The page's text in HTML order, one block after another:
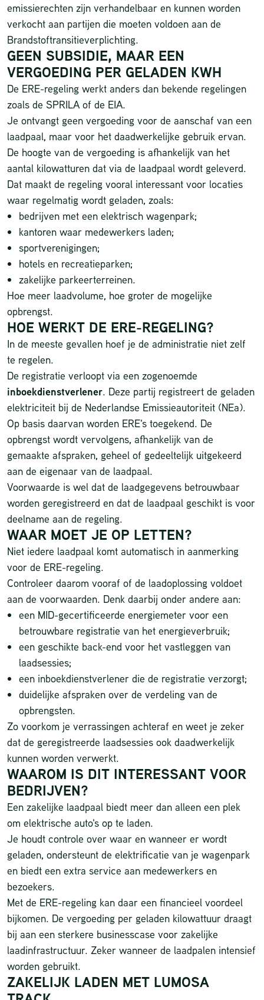
emissierechten zijn verhandelbaar en kunnen worden
verkocht aan partijen die moeten voldoen aan de
Brandstoftransitieverplichting.
GEEN SUBSIDIE, MAAR EEN
VERGOEDING PER GELADEN KWH
De ERE-regeling werkt anders dan bekende regelingen
zoals de SPRILAof de EIA.
Je ontvangt geen vergoeding voor de aanschaf van een
laadpaal, maar voor het daadwerkelijke gebruik ervan.
De hoogte van de vergoeding is afhankelijk van het
aantal kilowatturen dat via de laadpaal wordt geleverd.
Dat maakt de regeling vooral interessant voor locaties
waar regelmatig wordt geladen, zoals:
bedrijven met een elektrisch wagenpark;
kantoren waar medewerkers laden;
sportverenigingen;
hotels en recreatieparken;
zakelijke parkeerterreinen.
Hoe meer laadvolume, hoe groter de mogelijke
opbrengst.
HOE WERKT DE ERE-REGELING?
In de meeste gevallen hoef je de administratie niet zelf
te regelen.
De registratie verloopt via een zogenoemde
inboekdienstverlener. Deze partij registreert de geladen
elektriciteit bij de Nederlandse Emissieautoriteit (NEa).
Op basis daarvan worden ERE's toegekend. De
opbrengst wordt vervolgens, afhankelijk van de
gemaakte afspraken, geheel of gedeeltelijk uitgekeerd
aan de eigenaar van de laadpaal.
Voorwaarde is wel dat de laadgegevens betrouwbaar
worden geregistreerd en dat de laadpaal geschikt is voor
deelname aan de regeling.
WAAR MOET JE OP LETTEN?
Niet iedere laadpaal komt automatisch in aanmerking
voor de ERE-regeling.
Controleer daarom vooraf of de laadoplossing voldoet
aan de voorwaarden. Denk daarbij onder andere aan:
een MID-gecertificeerde energiemeter voor een
betrouwbare registratie van het energieverbruik;
een geschikte back-end voor het vastleggen van
laadsessies;
een inboekdienstverlener die de registratie verzorgt;
duidelijke afspraken over de verdeling van de
opbrengsten.
Zo voorkom je verrassingen achteraf en weet je zeker
dat de geregistreerde laadsessies ook daadwerkelijk
kunnen worden verwerkt.
WAAROM IS DIT INTERESSANT VOOR
BEDRIJVEN?
Een zakelijke laadpaal biedt meer dan alleen een plek
om elektrische auto's op te laden.
Je houdt controle over waar en wanneer er wordt
geladen, ondersteunt de elektrificatie van je wagenpark
en biedt een extra service aan medewerkers en
bezoekers.
Met de ERE-regeling kan daar een financieel voordeel
bijkomen. De vergoeding per geladen kilowattuur draagt
bij aan een sterkere businesscase voor zakelijke
laadinfrastructuur. Zeker wanneer de laadpalen intensief
worden gebruikt.
ZAKELIJK LADEN MET LUMOSA